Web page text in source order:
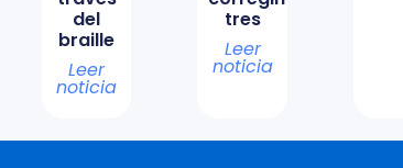
del
braille
Leer
noticia
tres
Leer
noticia